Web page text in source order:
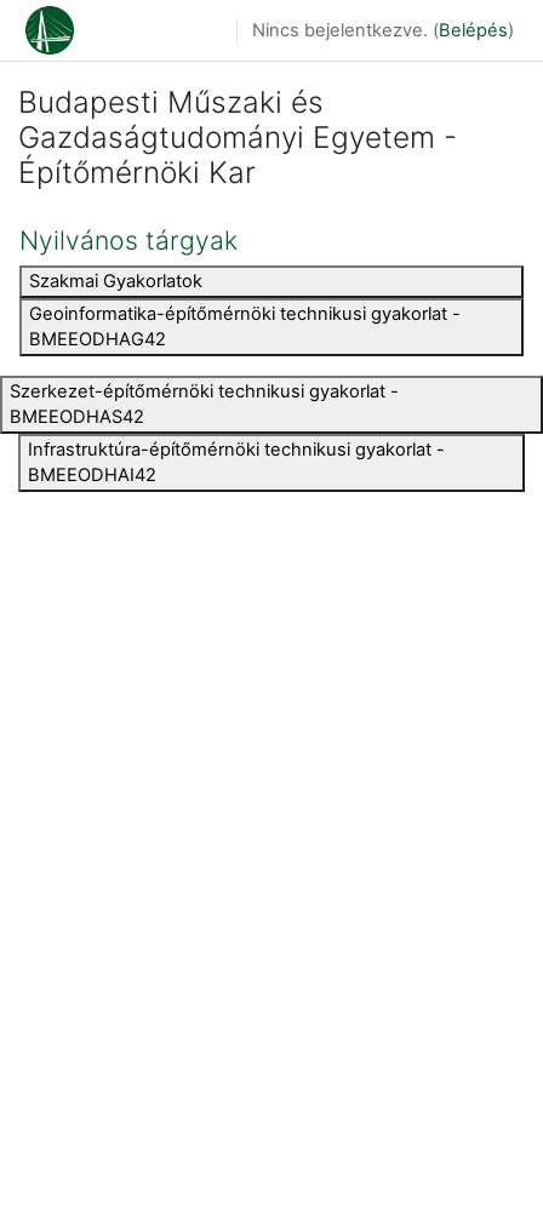
Tovább a fő tartalomhoz
Nincs bejelentkezve. (Belépés)
Budapesti Műszaki és
Gazdaságtudományi Egyetem -
Építőmérnöki Kar
Nyilvános tárgyak
Szakmai Gyakorlatok
Geoinformatika-építőmérnöki technikusi gyakorlat -
BMEEODHAG42
Szerkezet-építőmérnöki technikusi gyakorlat -
BMEEODHAS42
Infrastruktúra-építőmérnöki technikusi gyakorlat -
BMEEODHAI42